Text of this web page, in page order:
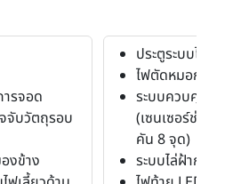
รจอด
จับวัตถุรอบ
งข้าง
ประตูระบบไฟฟ้า
ไฟตัดหมอก
ระบบควบคุมระ
(เซนเซอร์ช่วย
คัน 8 จุด)
ระบบไล่ฝ้ากระ